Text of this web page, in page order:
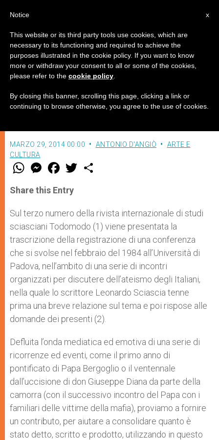
Sciascia, l'ateismo e la religiosità
Una lezione con gli studenti
MARZO 29, 2014 00:00 ANTONIO D'ANGIÒ
ARTE E
CULTURA
W
t
s
p
p
M
e
s
e
g
e
r
F
a
e
b
o
k
w
r
Share this Entry
Sul terzo numero della rivista internazionale di studi
sciasciani Todomodo (1) viene presentata la
trascrizione della registrazione di una conferenza
che si svolse nel febbraio del 1984 all’Università di
Padova, nell’ambito di una serie di incontri
organizzati per discutere dell’ateismo degli Italiani,
nella quale lo scrittore Leonardo Sciascia tenne
prima una breve relazione sul tema e poi rispose alle
domande dei presenti (2).
Defluita l’onda mediatica ed emotiva di una serie di
ricorrenze ed eventi, come il primo anno di
pontificato di Papa Bergoglio o il ventennale
dall’uccisione di don Giuseppe Diana da parte della
camorra (con il successivo incontro del Papa con i
familiari delle vittime della mafia), proviamo a fornire
un contributo, per aiutare a consolidare quanto è
stato detto, scritto e prodotto, utilizzando in questo
x
Notice
This website or its third party tools use cookies, which are
necessary to its functioning and required to achieve the
purposes illustrated in the cookie policy. If you want to know
more or withdraw your consent to all or some of the cookies,
please refer to the cookie policy
By closing this banner, scrolling this page, clicking a link or
continuing to browse otherwise, you agree to the use of cookies.